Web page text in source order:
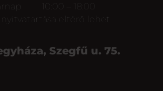
10:00 – 18:00
nyitvatartása eltérő lehet.
Szegfű u. 75.